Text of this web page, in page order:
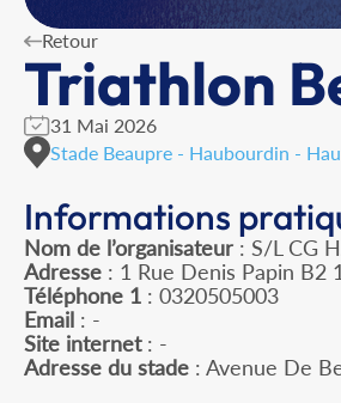
Retour
Triathlon
31 Mai 2026
Stade Beaupre - Haubourdin -
Informations
Nom de l’organisateur : S/L CG
Adresse : 1 Rue Denis Papin B2
Téléphone 1 : 0320505003
Email : -
Site internet: -
Adresse du stade : Avenue De